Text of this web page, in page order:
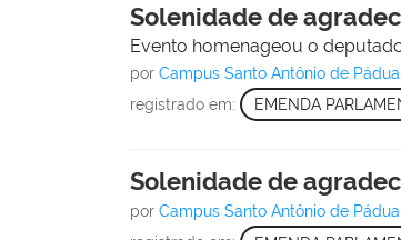
Solenidade de
Evento homenageou o
porCampus Santo Antônio de
registrado em: EMENDA
Solenidade de
porCampus Santo Antônio de